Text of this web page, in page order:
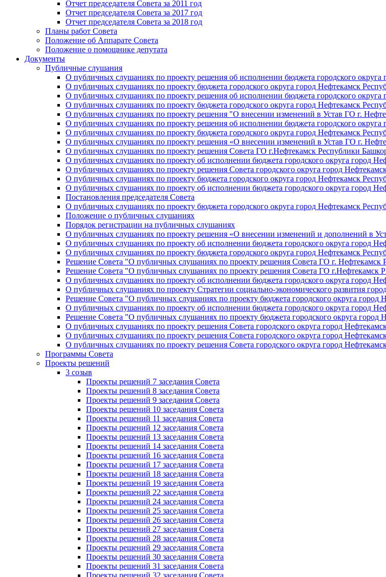
Отчет председателя Совета за 2011 год
Отчет председателя Совета за 2017 год
Отчет председателя Совета за 2018 год
Планы работ Совета
Положение об Аппарате Совета
Положение о помощнике депутата
Документы
Публичные слушания
О публичных слушаниях по проекту решения об исполнении бюджета городского округа
О публичных слушаниях по проекту бюджета городского округа город Нефтекамск
О публичных слушаниях по проекту решения об исполнении бюджета городского округа
О публичных слушаниях по проекту бюджета городского округа город Нефтекамск
О публичных слушаниях по проекту решения "О внесении изменений в Устав ГО г.
О публичных слушаниях по проекту решения об исполнении бюджета городского округа
О публичных слушаниях по проекту бюджета городского округа город Нефтекамск
О публичных слушаниях по проекту решения «О внесении изменений в Устав ГО г.
О публичных слушаниях по проекту решения Совета ГО г.Нефтекамск Республики
О публичных слушаниях по проекту об исполнении бюджета городского округа город
О публичных слушаниях по проекту решения Совета городского округа город
О публичных слушаниях по проекту бюджета городского округа город Нефтекамск
О публичных слушаниях по проекту об исполнении бюджета городского округа город
Постановления председателя Совета
О публичных слушаниях по проекту бюджета городского округа город Нефтекамск
Положение о публичных слушаниях
Порядок регистрации на публичных слушаниях
О публичных слушаниях по проекту решения «О внесении изменений и дополнений в
О публичных слушаниях по проекту об исполнении бюджета городского округа город
О публичных слушаниях по проекту бюджета городского округа город Нефтекамск
Решение Совета "О публичных слушаниях по проекту решения Совета ГО г.
Решение Совета "О публичных слушаниях по проекту решения Совета ГО г.Нефтекамск
О публичных слушаниях по проекту об исполнении бюджета городского округа город
О публичных слушаниях по проекту Стратегии социально-экономического развития
Решение Совета "О публичных слушаниях по проекту бюджета городского округа город
О публичных слушаниях по проекту об исполнении бюджета городского округа город
Решение Совета "О публичных слушаниях по проекту бюджета городского округа город
О публичных слушаниях по проекту решения Совета городского округа город
О публичных слушаниях по проекту решения Совета городского округа город
О публичных слушаниях по проекту решения Совета городского округа город
Программы Совета
Проекты решений
3 созыв
Проекты решений 7 заседания Совета
Проекты решений 8 заседания Совета
Проекты решений 9 заседания Совета
Проекты решений 10 заседания Совета
Проекты решений 11 заседания Совета
Проекты решений 12 заседания Совета
Проекты решений 13 заседания Совета
Проекты решений 14 заседания Совета
Проекты решений 16 заседания Совета
Проекты решений 17 заседания Совета
Проекты решений 18 заседания Совета
Проекты решений 19 заседания Совета
Проекты решений 22 заседания Совета
Проекты решений 24 заседания Совета
Проекты решений 25 заседания Совета
Проекты решений 26 заседания Совета
Проекты решений 27 заседания Совета
Проекты решений 28 заседания Совета
Проекты решений 29 заседания Совета
Проекты решений 30 заседания Совета
Проекты решений 31 заседания Совета
Проекты решений 32 заседания Совета